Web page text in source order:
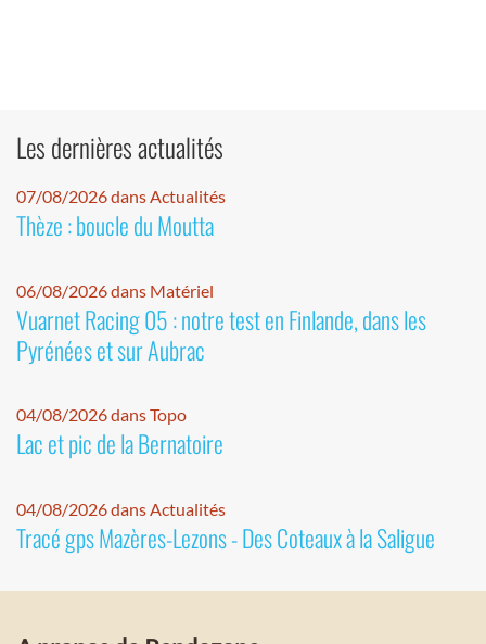
Les dernières actualités
07/08/2026 dans Actualités
Thèze : boucle du Moutta
06/08/2026 dans Matériel
Vuarnet Racing 05 : notre test en Finlande, dans les
Pyrénées et sur Aubrac
04/08/2026 dans Topo
Lac et pic de la Bernatoire
04/08/2026 dans Actualités
Tracé gps Mazères-Lezons - Des Coteaux à la Saligue